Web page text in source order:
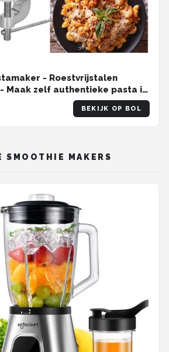
- Roestvrijstalen
Maak zelf authentieke pasta in
- Geschikt voor het maken
en schelpjespasta
BEKIJK OP BOL
SMOOTHIE MAKERS